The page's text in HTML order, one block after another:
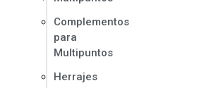
Complementos
para
Multipuntos
Herrajes